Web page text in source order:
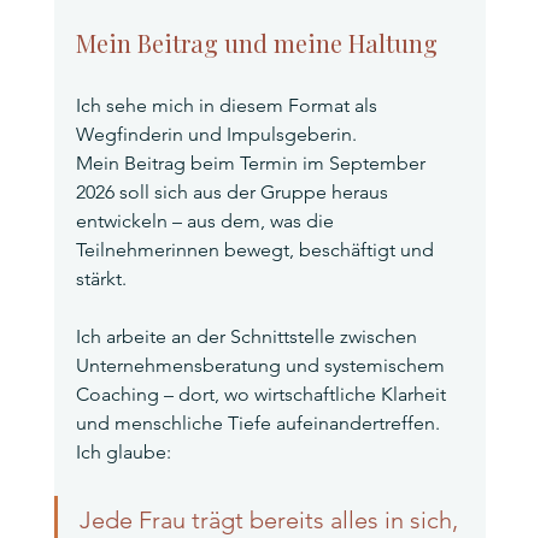
Mein Beitrag und meine Haltung
Ich sehe mich in diesem Format als
Wegfinderin und Impulsgeberin.
Mein Beitrag beim Termin im September
2026 soll sich aus der Gruppe heraus
entwickeln – aus dem, was die
Teilnehmerinnen bewegt, beschäftigt und
stärkt.
Ich arbeite an der Schnittstelle zwischen
Unternehmensberatung und systemischem
Coaching – dort, wo wirtschaftliche Klarheit
und menschliche Tiefe aufeinandertreffen.
Ich glaube:
Jede Frau trägt bereits alles in sich,